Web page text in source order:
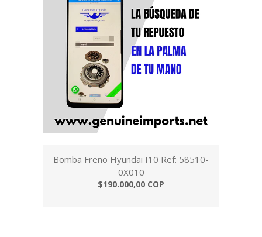
Bomba Freno Hyundai I10 Ref: 58510-
0X010
$190.000,00 COP